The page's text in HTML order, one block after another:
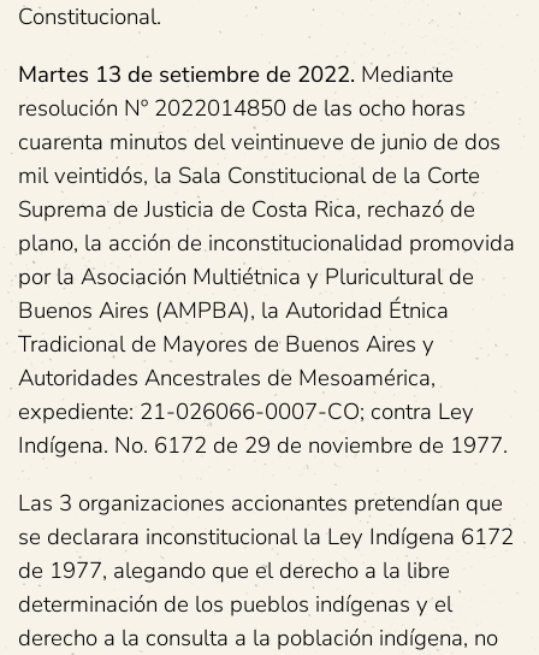
Constitucional.
Martes 13 de setiembre de 2022. Mediante
resolución Nº 2022014850 de las ocho horas
cuarenta minutos del veintinueve de junio de dos
mil veintidós, la Sala Constitucional de la Corte
Suprema de Justicia de Costa Rica, rechazó de
plano, la acción de inconstitucionalidad promovida
por la Asociación Multiétnica y Pluricultural de
Buenos Aires (AMPBA), la Autoridad Étnica
Tradicional de Mayores de Buenos Aires y
Autoridades Ancestrales de Mesoamérica,
expediente: 21-026066-0007-CO; contra Ley
Indígena. No. 6172 de 29 de noviembre de 1977.
Las 3 organizaciones accionantes pretendían que
se declarara inconstitucional la Ley Indígena 6172
de 1977, alegando que el derecho a la libre
determinación de los pueblos indígenas y el
derecho a la consulta a la población indígena, no